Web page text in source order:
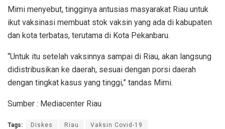
Mimi menyebut, tingginya antusias masyarakat Riau untuk
ikut vaksinasi membuat stok vaksin yang ada di kabupaten
dan kota terbatas, terutama di Kota Pekanbaru.
“Untuk itu setelah vaksinnya sampai di Riau, akan langsung
didistribusikan ke daerah, sesuai dengan porsi daerah
dengan tingkat kasus yang tinggi,” tandas Mimi.
Sumber : Mediacenter Riau
Tags: Diskes Riau Vaksin Covid-19